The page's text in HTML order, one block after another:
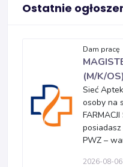
Ostatnie
Dam pracę
(M/K/OS)
Sieć
osoby na
PWZ –
2026-08-